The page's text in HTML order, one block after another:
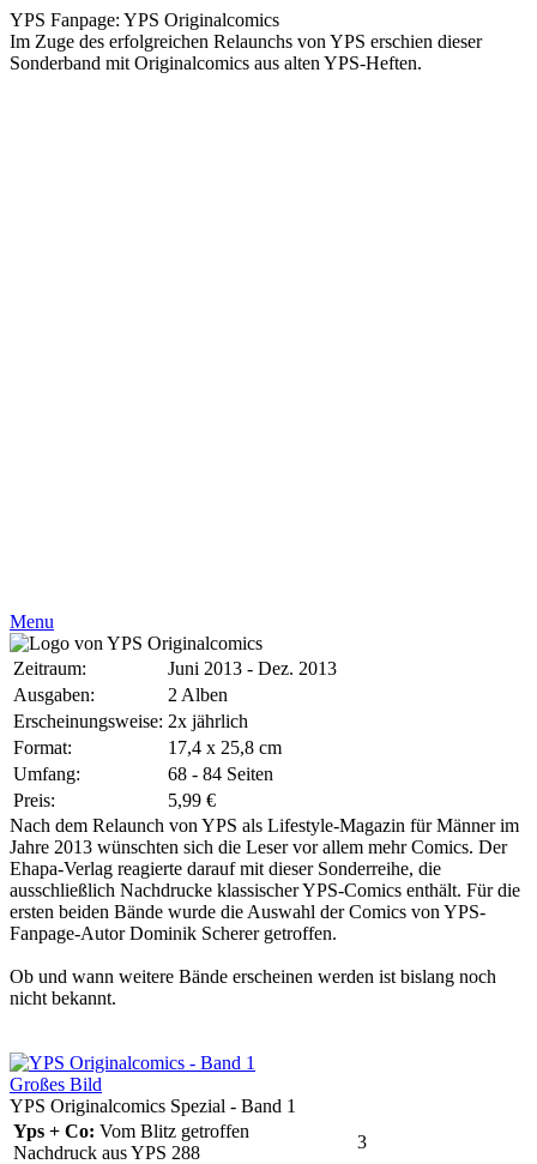
YPS Fanpage: YPS Originalcomics
Im Zuge des erfolgreichen Relaunchs von YPS erschien dieser
Sonderband mit Originalcomics aus alten YPS-Heften.
Menu
Zeitraum:
Juni 2013 - Dez. 2013
Ausgaben:
2 Alben
Erscheinungsweise: 2x jährlich
Format:
17,4 x 25,8 cm
Umfang:
68 - 84 Seiten
Preis:
5,99 €
Nach dem Relaunch von YPS als Lifestyle-Magazin für Männer im
Jahre 2013 wünschten sich die Leser vor allem mehr Comics. Der
Ehapa-Verlag reagierte darauf mit dieser Sonderreihe, die
ausschließlich Nachdrucke klassischer YPS-Comics enthält. Für die
ersten beiden Bände wurde die Auswahl der Comics von YPS-
Fanpage-Autor Dominik Scherer getroffen.
Ob und wann weitere Bände erscheinen werden ist bislang noch
nicht bekannt.
Großes Bild
YPS Originalcomics Spezial - Band 1
Yps + Co: Vom Blitz getroffen
Nachdruck aus YPS 288
3